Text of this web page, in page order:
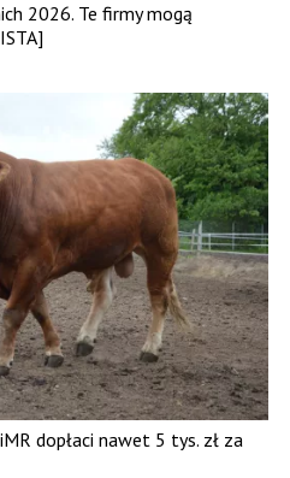
2026. Te firmy mogą
dopłaci nawet 5 tys. zł za